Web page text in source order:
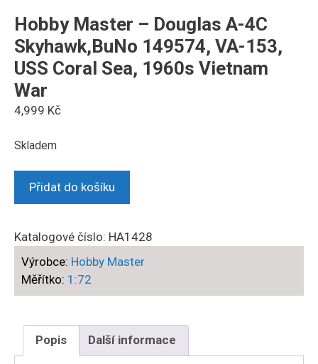
Hobby Master – Douglas A-4C
Skyhawk,BuNo 149574, VA-153,
USS Coral Sea, 1960s Vietnam
War
4,999 Kč
Skladem
Master
Douglas
A-
4C
Skyhawk,BuNo
153,
USS
Přidat do košíku
Katalogové číslo: HA1428
Výrobce: Hobby Master
Měřítko: 1:72
Popis Další informace